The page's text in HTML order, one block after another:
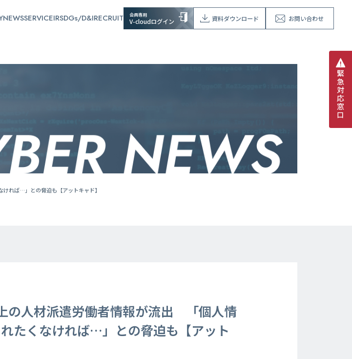
NEWSSERVICEIRSDGs/D&IRECRUIT 会員専用
V-cloudログイン 資料ダウンロード お問い合わせ
緊
急
対
応
窓
口
れば…」との脅迫も【アットキャド】
の人材派遣労働者情報が流出 「個人情
たくなければ…」との脅迫も【アット